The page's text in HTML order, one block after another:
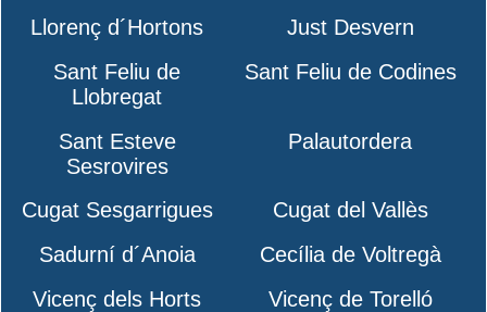
Llorenç d´Hortons
Just Desvern
Sant Feliu de
Llobregat
Sant Feliu de Codines
Sant Esteve
Sesrovires
Palautordera
Cugat Sesgarrigues
Cugat del Vallès
Sadurní d´Anoia
Cecília de Voltregà
Vicenç dels Horts
Vicenç de Torelló